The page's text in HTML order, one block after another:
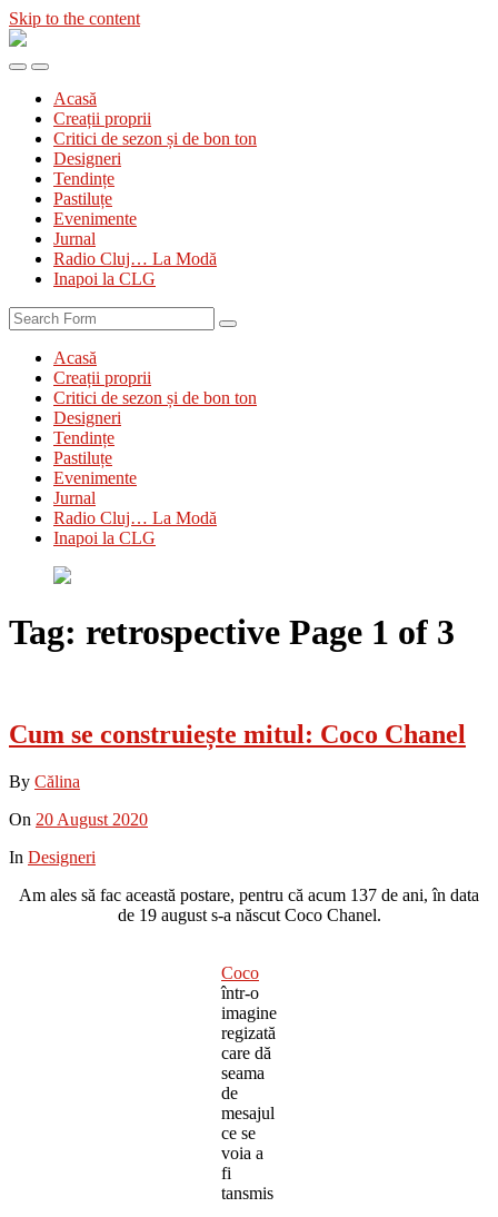
Skip to the content
Diva
Toggle
mobile
menu
Toggle
the
search
field
Acasă
Creații proprii
Critici de sezon și de bon ton
Designeri
Tendințe
Pastiluțe
Evenimente
Jurnal
Radio Cluj… La Modă
Inapoi la CLG
Search
Acasă
Creații proprii
Critici de sezon și de bon ton
Designeri
Tendințe
Pastiluțe
Evenimente
Jurnal
Radio Cluj… La Modă
Inapoi la CLG
Tag: retrospective Page 1 of 3
Cum se construiește mitul: Coco Chanel
By Călina
On 20 August 2020
In Designeri
Am ales să fac această postare, pentru că acum 137 de ani, în data
de 19 august s-a născut Coco Chanel.
Coco
într-o
imagine
regizată
care dă
seama
de
mesajul
ce se
voia a
fi
tansmis